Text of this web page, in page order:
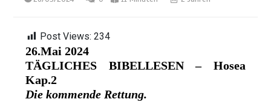
Post Views: 234
26.Mai 2024
TÄGLICHES BIBELLESEN
– Hosea
Kap.2
Die kommende Rettung.